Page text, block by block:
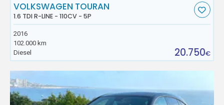
VOLKSWAGEN TOURAN
1.6 TDI R-LINE - 110CV - 5P
2016
102.000 km
Diesel
20.750€